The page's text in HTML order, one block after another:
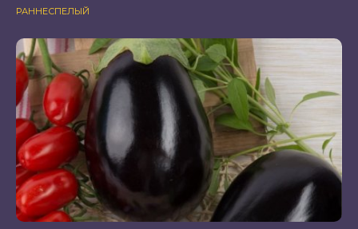
РАННЕСПЕЛЫЙ